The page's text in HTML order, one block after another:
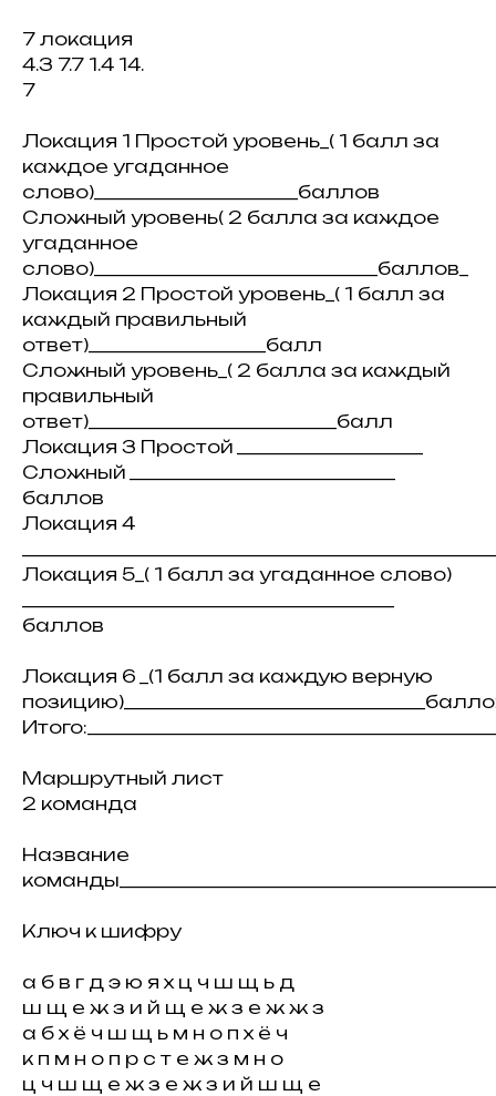
7 локация
4.3 7.7 1.4 14.
7
Локация 1 Простой уровень_( 1 балл за
каждое угаданное
слово)_______________________баллов
Сложный уровень( 2 балла за каждое
угаданное
слово)________________________________баллов_
Локация 2 Простой уровень_( 1 балл за
каждый правильный
ответ)____________________балл
Сложный уровень_( 2 балла за каждый
правильный
ответ)____________________________балл
Локация 3 Простой _____________________
Сложный ______________________________
баллов
Локация 4
Локация 5_( 1 балл за угаданное слово)
баллов
Локация 6 _(1 балл за каждую верную
Маршрутный лист
2 команда
Название
Ключ к шифру
а б в г д э ю я х ц ч ш щ ь д
ш щ е ж з и й щ е ж з е ж ж з
а б х ё ч ш щ ь м н о п х ё ч
к п м н о п р с т е ж з м н о
ц ч ш щ е ж з е ж з и й ш щ е